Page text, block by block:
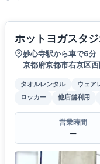
ホットヨガスタ
妙心寺駅から車で6分
京都府京都市右京区
タオルレンタル ウェア
ロッカー
他店舗利用
営業時間
ー